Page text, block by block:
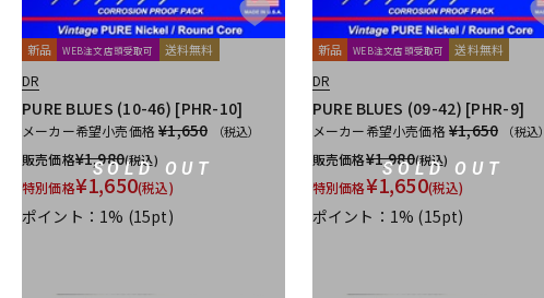
SOLD OUT
新品 WEB注文店頭受取可 送料無料
DR
PURE BLUES (10-46) [PHR-10]
メーカー希望小売価格 ¥1,650 （税込）
販売価格¥1,980(税込)
特別価格¥1,650(税込)
ポイント：1% (15pt)
SOLD OUT
新品 WEB注文店頭受取可 送料無料
DR
PURE BLUES (09-42) [PHR-9]
メーカー希望小売価格 ¥1,650 （税込）
販売価格¥1,980(税込)
特別価格¥1,650(税込)
ポイント：1% (15pt)